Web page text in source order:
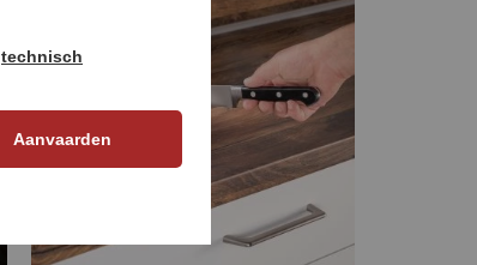
technisch
Aanvaarden